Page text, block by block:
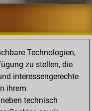
Cloud
Technologien,
zu stellen, die
interessengerechte
ihrem
technisch